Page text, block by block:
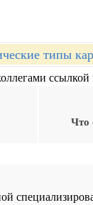
типы
Что